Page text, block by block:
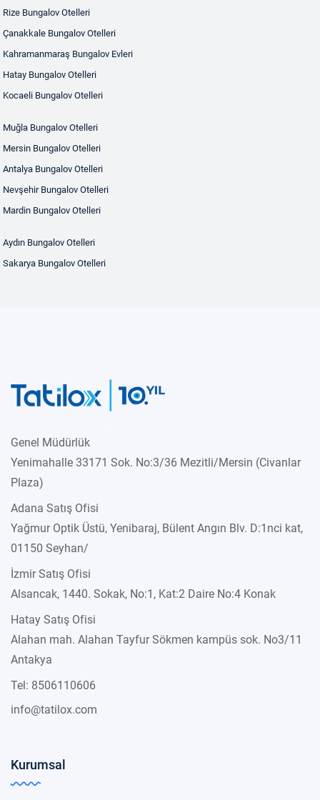
Rize Bungalov Otelleri
Çanakkale Bungalov Otelleri
Kahramanmaraş Bungalov Evleri
Hatay Bungalov Otelleri
Kocaeli Bungalov Otelleri
Muğla Bungalov Otelleri
Mersin Bungalov Otelleri
Antalya Bungalov Otelleri
Nevşehir Bungalov Otelleri
Mardin Bungalov Otelleri
Aydın Bungalov Otelleri
Sakarya Bungalov Otelleri
Genel Müdürlük
Yenimahalle 33171 Sok. No:3/36 Mezitli/Mersin (Civanlar
Plaza)
Adana Satış Ofisi
Yağmur Optik Üstü, Yenibaraj, Bülent Angın Blv. D:1nci kat,
01150 Seyhan/
İzmir Satış Ofisi
Alsancak, 1440. Sokak, No:1, Kat:2 Daire No:4 Konak
Hatay Satış Ofisi
Alahan mah. Alahan Tayfur Sökmen kampüs sok. No3/11
Antakya
Tel: 8506110606
info@tatilox.com
Kurumsal